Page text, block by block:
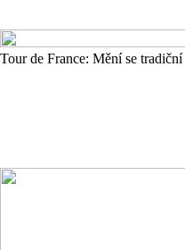
Tour de France: Mění se